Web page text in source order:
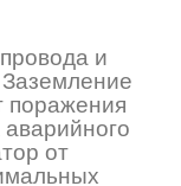
и
поражения
от